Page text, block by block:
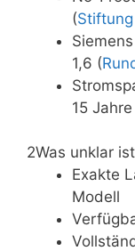
(
1,6 (
15 Jahre
2Was unklar ist
Exakte
Modell